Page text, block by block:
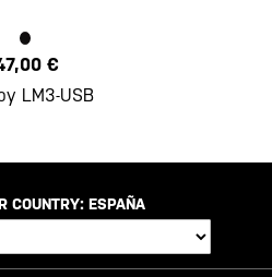
€
LM3-USB
COUNTRY: ESPAÑA